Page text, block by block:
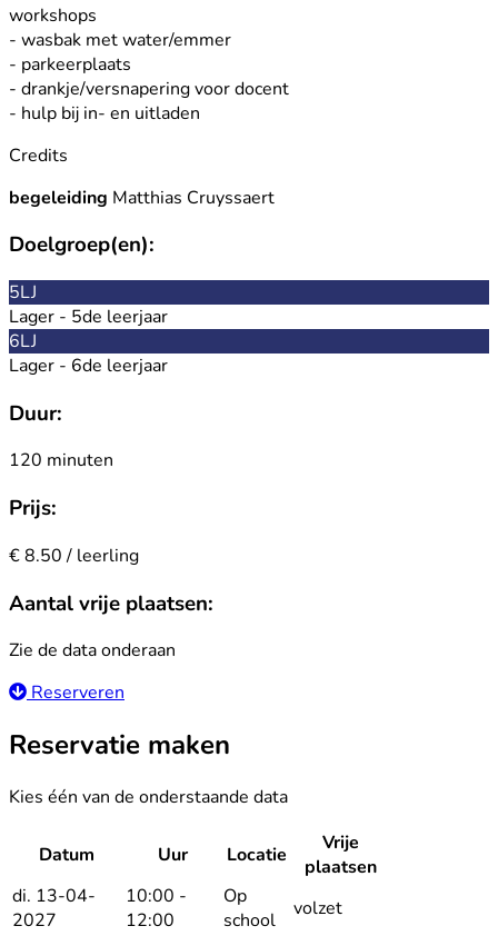
workshops
- wasbak met water/emmer
- parkeerplaats
- drankje/versnapering voor docent
- hulp bij in- en uitladen
Credits
begeleiding Matthias Cruyssaert
Doelgroep(en):
5LJ
Lager - 5de leerjaar
6LJ
Lager - 6de leerjaar
Duur:
120 minuten
Prijs:
€ 8.50 / leerling
Aantal vrije plaatsen:
Zie de data onderaan
Reserveren
Reservatie maken
Kies één van de onderstaande data
Datum Uur Locatie
Vrije
plaatsen
di. 13-04-
2027
10:00 -
12:00
Op
school
volzet